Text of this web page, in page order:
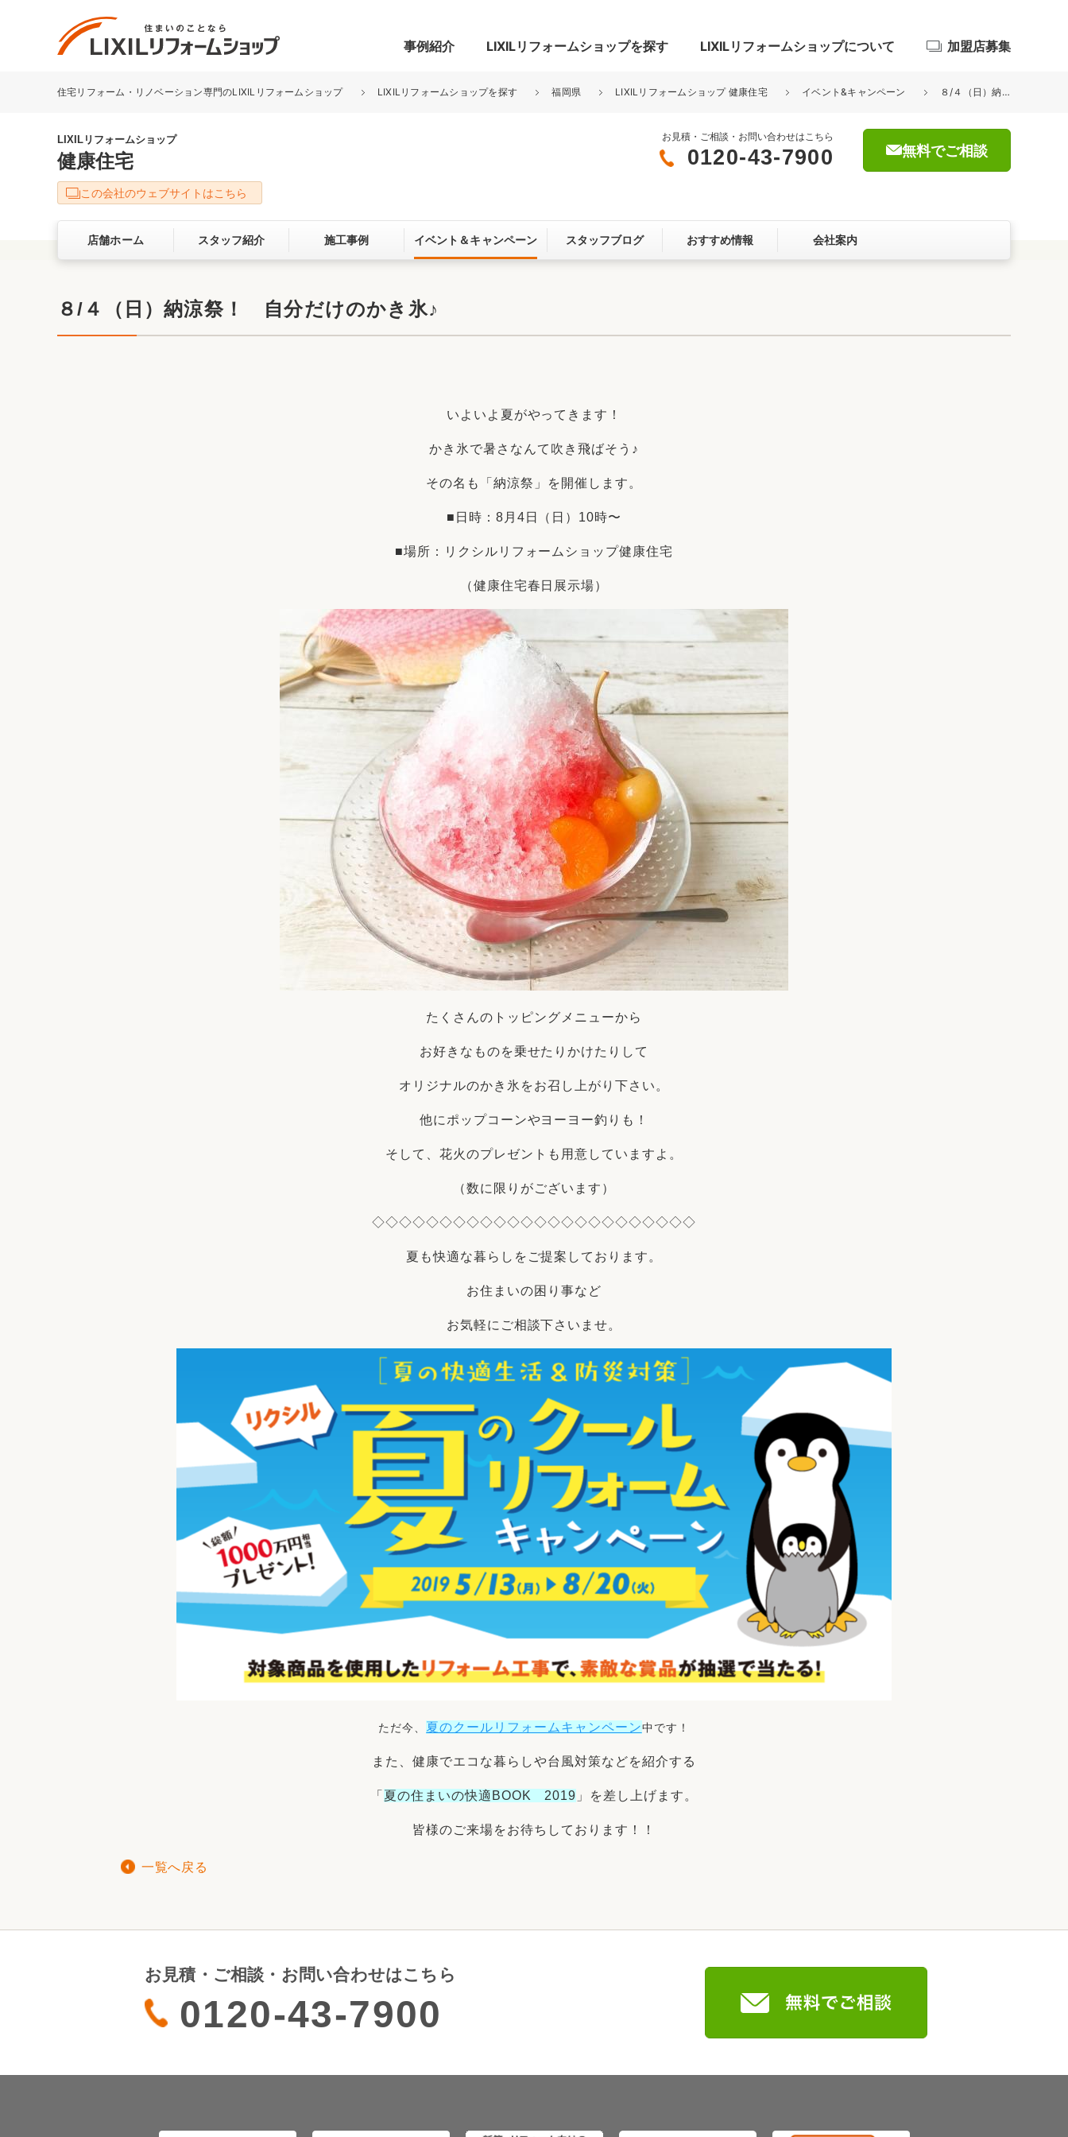
事例紹介
リフォーム事例を探す
キッチン
洗面化粧室 トイレ 玄関まわり 門まわり 屋根・外壁
ベランダ・バルコニー ガーデンスペース カースペース
3Dシミュレーション
LIXILリフォームショップを探す LIXILリフォームショップについて
LIXILリフォームショップについて
サービス向上・品質改善の取り組み お客さま満足度アンケート
ここちいい暮らしをつくる、価値・性能向上
ライフスタイルコンパス
リフォームお役立ち情報
加盟店募集
住宅リフォーム・リノベーション専門のLIXILリフォームショップ LIXILリフォームショップを探す 福岡県 LIXILリフォームショップ 健康住宅 イベント&キャンペーン ８/４（日）納涼祭！ 自分だけのかき氷♪
LIXILリフォームショップ
健康住宅
お見積・ご相談・お問い合わせはこちら
0120-43-7900 無料でご相談
この会社のウェブサイトはこちら
店舗ホーム スタッフ紹介 施工事例 イベント＆キャンペーン スタッフブログ おすすめ情報 会社案内
８/４（日）納涼祭！ 自分だけのかき氷♪
いよいよ夏がやってきます！
かき氷で暑さなんて吹き飛ばそう♪
その名も「納涼祭」を開催します。
■日時：8月4日（日）10時〜
■場所：リクシルリフォームショップ健康住宅
（健康住宅春日展示場）
たくさんのトッピングメニューから
お好きなものを乗せたりかけたりして
オリジナルのかき氷をお召し上がり下さい。
他にポップコーンやヨーヨー釣りも！
そして、花火のプレゼントも用意していますよ。
（数に限りがございます）
◇◇◇◇◇◇◇◇◇◇◇◇◇◇◇◇◇◇◇◇◇◇◇◇
夏も快適な暮らしをご提案しております。
お住まいの困り事など
お気軽にご相談下さいませ。
ただ今、 夏のクールリフォームキャンペーン中です！
また、健康でエコな暮らしや台風対策などを紹介する
「 夏の住まいの快適BOOK 2019 」を差し上げます。
皆様のご来場をお待ちしております！！
一覧へ戻る
お見積・ご相談・お問い合わせはこちら
0120-43-7900